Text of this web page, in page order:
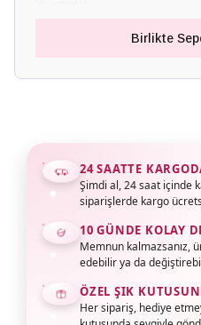
Birlikte
24 SAATTE
Şimdi al, 24 saat içinde
siparişlerde kargo
10 GÜNDE KOLAY
Memnun kalmazsanız,
edebilir ya da
ÖZEL ŞIK
Her sipariş, hediye